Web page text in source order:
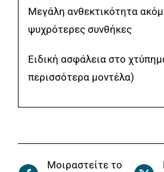
Μεγάλη ανθεκτικότητα
ψυχρότερες συνθήκες
Ειδική ασφάλεια στο
περισσότερα μοντέλα)
Μοιραστείτε το